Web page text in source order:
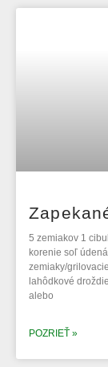
5 zemiakov 1
korenie soľ
zemiaky/
lahôdkové
alebo
POZRIEŤ »